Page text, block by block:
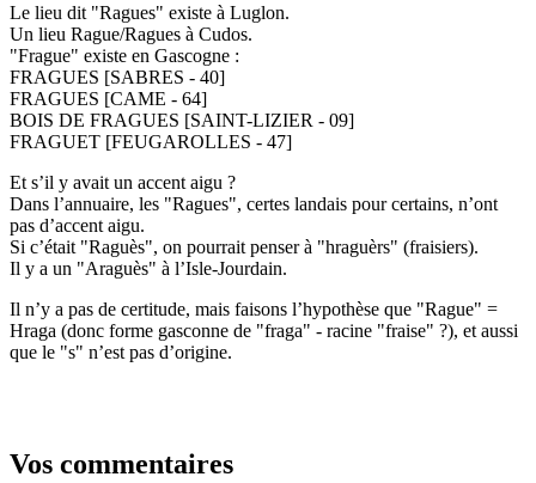
Le lieu dit "Ragues" existe à Luglon.
Un lieu Rague/Ragues à Cudos.
"Frague" existe en Gascogne :
FRAGUES [SABRES - 40]
FRAGUES [CAME - 64]
BOIS DE FRAGUES [SAINT-LIZIER - 09]
FRAGUET [FEUGAROLLES - 47]
Et s’il y avait un accent aigu ?
Dans l’annuaire, les "Ragues", certes landais pour certains, n’ont
pas d’accent aigu.
Si c’était "Raguès", on pourrait penser à "hraguèrs" (fraisiers).
Il y a un "Araguès" à l’Isle-Jourdain.
Il n’y a pas de certitude, mais faisons l’hypothèse que "Rague" =
Hraga (donc forme gasconne de "fraga" - racine "fraise" ?), et aussi
que le "s" n’est pas d’origine.
Vos commentaires